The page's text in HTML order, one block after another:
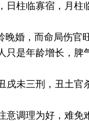
柱临寡宿，月柱
婚，而命局伤官
只是年龄增长，脾
未三刑，丑土官
意调理为好，难免